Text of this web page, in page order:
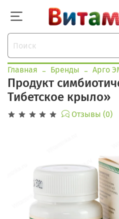
Главная Бренды Арго
Продукт
Тибетское крыло»
Отзывы (0)